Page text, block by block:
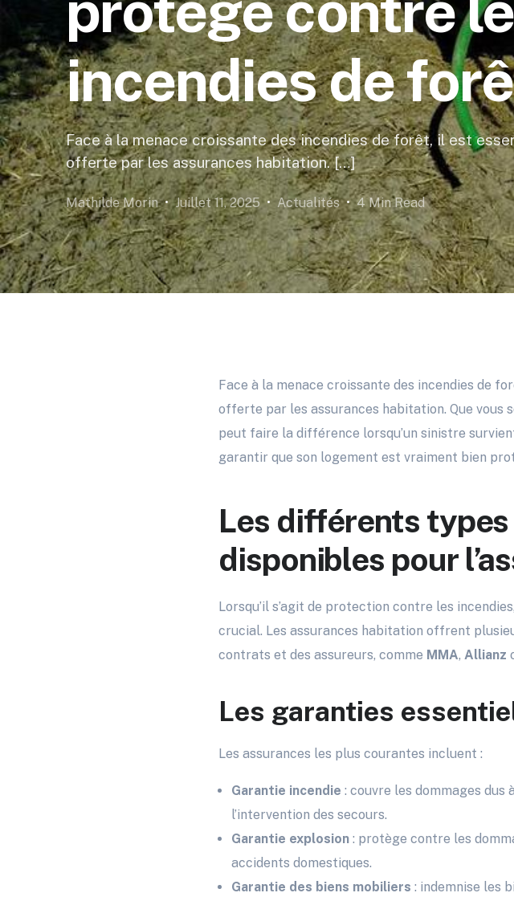
incendies de
Face à la menace croissante des incendies de forêt, il est
offerte par les assurances habitation. […]
Mathilde Morin Juillet 11, 2025 Actualités 4 Min Read
Face à la menace croissante des incendies de
offerte par les assurances habitation. Que vous
peut faire la différence lorsqu’un sinistre
garantir que son logement est vraiment bien
Les différents
disponibles pour
Lorsqu’il s’agit de protection contre les
crucial. Les assurances habitation offrent
contrats et des assureurs, comme MMA, Allianz
Les garanties
Les assurances les plus courantes incluent :
Garantie incendie : couvre les dommages dus
l’intervention des secours.
Garantie explosion : protège contre les
accidents domestiques.
Garantie des biens mobiliers : indemnise les